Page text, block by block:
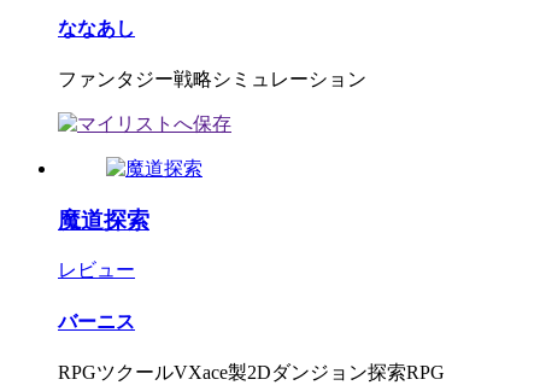
ななあし
ファンタジー戦略シミュレーション
魔道探索
レビュー
バーニス
RPGツクールVXace製2Dダンジョン探索RPG